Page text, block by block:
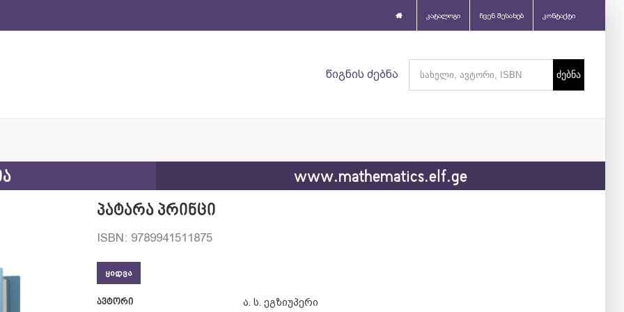
კატალოგი ჩვენ შესახებ კონტაქტი
წიგნის ძებნა
www.mathematics.elf.ge
პატარა პრინცი
ISBN: 9789941511875
ᲧᲘᲓᲕᲐ
ავტორი
ა. ს. ეგზიუპერი